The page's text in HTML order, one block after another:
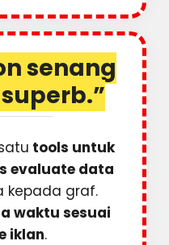
senang
tools untuk
evaluate data
kepada graf.
waktu sesuai
iklan.